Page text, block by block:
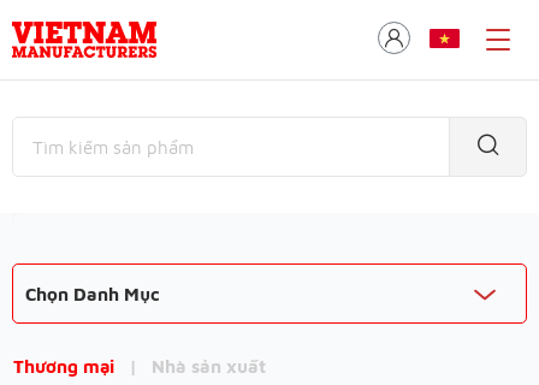
Chọn Danh Mục
Thương mại | Nhà sản xuất